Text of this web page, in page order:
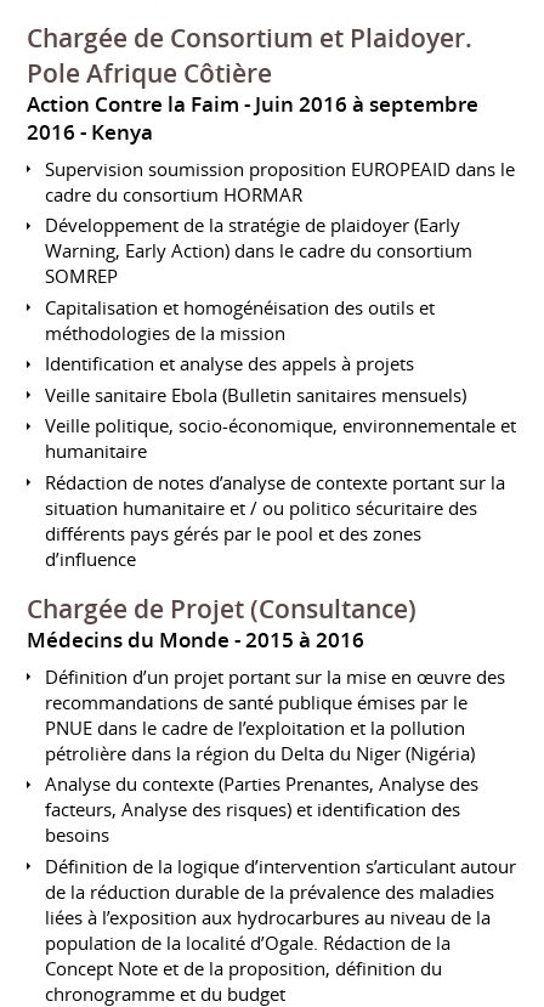
Chargée de Consortium et Plaidoyer.
Pole Afrique Côtière
Action Contre la Faim
Juin 2016 à septembre
2016 Kenya
Supervision soumission proposition EUROPEAID dans le
cadre du consortium HORMAR
Développement de la stratégie de plaidoyer (Early
Warning, Early Action) dans le cadre du consortium
SOMREP
Capitalisation et homogénéisation des outils et
méthodologies de la mission
Identification et analyse des appels à projets
Veille sanitaire Ebola (Bulletin sanitaires mensuels)
Veille politique, socio-économique, environnementale et
humanitaire
Rédaction de notes d’analyse de contexte portant sur la
situation humanitaire et / ou politico sécuritaire des
différents pays gérés par le pool et des zones
d’influence
Chargée de Projet (Consultance)
Médecins du Monde 2015 à 2016
Définition d’un projet portant sur la mise en œuvre des
recommandations de santé publique émises par le
PNUE dans le cadre de l’exploitation et la pollution
pétrolière dans la région du Delta du Niger (Nigéria)
Analyse du contexte (Parties Prenantes, Analyse des
facteurs, Analyse des risques) et identification des
besoins
Définition de la logique d’intervention s’articulant autour
de la réduction durable de la prévalence des maladies
liées à l’exposition aux hydrocarbures au niveau de la
population de la localité d’Ogale. Rédaction de la
Concept Note et de la proposition, définition du
chronogramme et du budget